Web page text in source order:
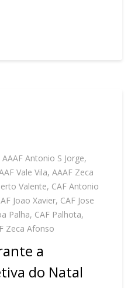
AAAF Antonio S Jorge,
Vale Vila, AAAF Zeca
Valente, CAF Antonio
Joao Xavier, CAF Jose
Palha, CAF Palhota,
Zeca Afonso
a
do Natal